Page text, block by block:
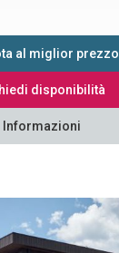
al miglior prezzo
disponibilità
Informazioni